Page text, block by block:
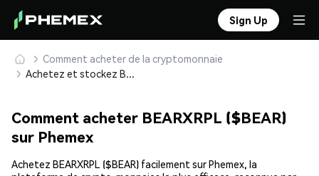
Sign Up
Comment acheter de la cryptomonnaie
Achetez et stockez BEARXRPL ($BEAR) en toute sécurité
Comment acheter BEARXRPL ($BEAR)
sur Phemex
Achetez BEARXRPL ($BEAR) facilement sur Phemex, la